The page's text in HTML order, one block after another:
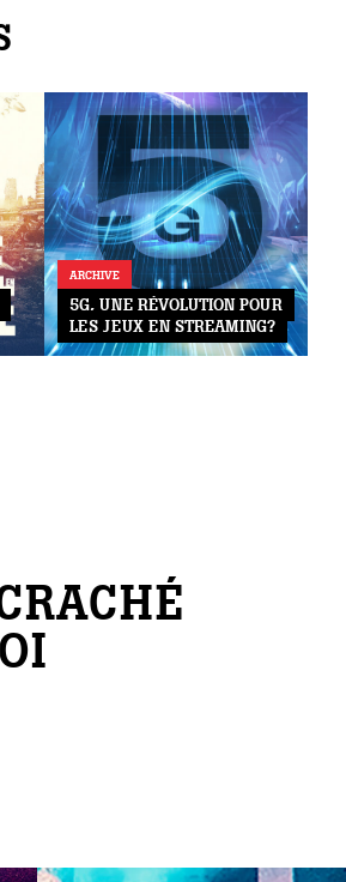
ARCHIVE
5G, UNE RÉVOLUTION POUR
LES JEUX EN STREAMING?